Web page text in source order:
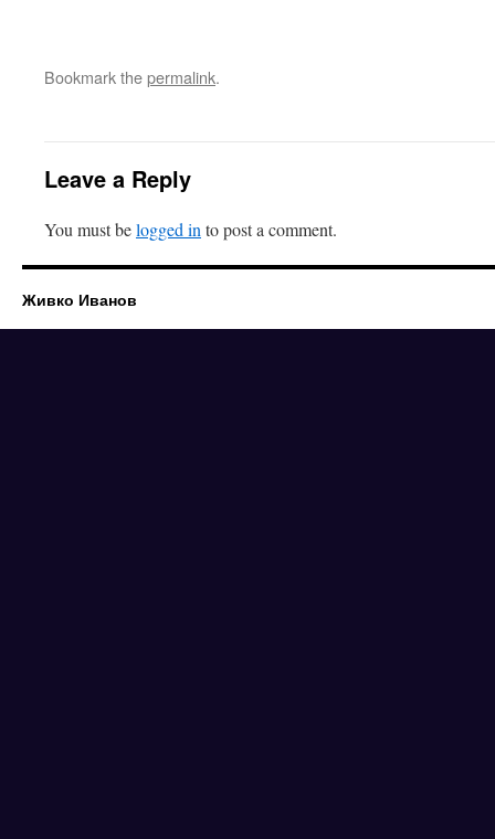
Bookmark thepermalink.
Leave a Reply
You must belogged in to post a comment.
Живко Иванов